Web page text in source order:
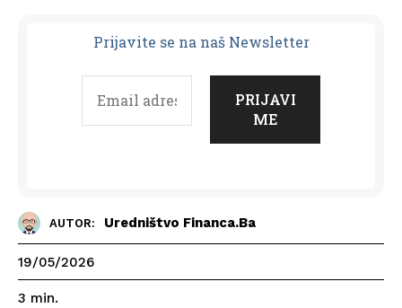
Prijavite se na naš Newsletter
AUTOR: Uredništvo Financa.ba
19/05/2026
3 min.